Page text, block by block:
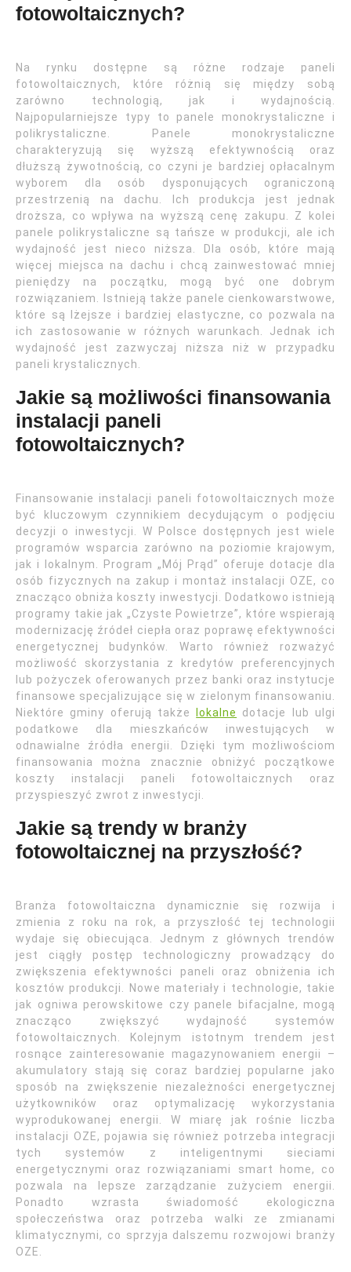
fotowoltaicznych?
Na rynku dostępne są różne rodzaje paneli
fotowoltaicznych, które różnią się między sobą
zarówno technologią, jak i wydajnością.
Najpopularniejsze typy to panele monokrystaliczne i
polikrystaliczne. Panele monokrystaliczne
charakteryzują się wyższą efektywnością oraz
dłuższą żywotnością, co czyni je bardziej opłacalnym
wyborem dla osób dysponujących ograniczoną
przestrzenią na dachu. Ich produkcja jest jednak
droższa, co wpływa na wyższą cenę zakupu. Z kolei
panele polikrystaliczne są tańsze w produkcji, ale ich
wydajność jest nieco niższa. Dla osób, które mają
więcej miejsca na dachu i chcą zainwestować mniej
pieniędzy na początku, mogą być one dobrym
rozwiązaniem. Istnieją także panele cienkowarstwowe,
które są lżejsze i bardziej elastyczne, co pozwala na
ich zastosowanie w różnych warunkach. Jednak ich
wydajność jest zazwyczaj niższa niż w przypadku
paneli krystalicznych.
Jakie są możliwości finansowania
instalacji paneli
fotowoltaicznych?
Finansowanie instalacji paneli fotowoltaicznych może
być kluczowym czynnikiem decydującym o podjęciu
decyzji o inwestycji. W Polsce dostępnych jest wiele
programów wsparcia zarówno na poziomie krajowym,
jak i lokalnym. Program „Mój Prąd” oferuje dotacje dla
osób fizycznych na zakup i montaż instalacji OZE, co
znacząco obniża koszty inwestycji. Dodatkowo istnieją
programy takie jak „Czyste Powietrze”, które wspierają
modernizację źródeł ciepła oraz poprawę efektywności
energetycznej budynków. Warto również rozważyć
możliwość skorzystania z kredytów preferencyjnych
lub pożyczek oferowanych przez banki oraz instytucje
finansowe specjalizujące się w zielonym finansowaniu.
Niektóre gminy oferują także
lokalne
dotacje lub ulgi
podatkowe dla mieszkańców inwestujących w
odnawialne źródła energii. Dzięki tym możliwościom
finansowania można znacznie obniżyć początkowe
koszty instalacji paneli fotowoltaicznych oraz
przyspieszyć zwrot z inwestycji.
Jakie są trendy w branży
fotowoltaicznej na przyszłość?
Branża fotowoltaiczna dynamicznie się rozwija i
zmienia z roku na rok, a przyszłość tej technologii
wydaje się obiecująca. Jednym z głównych trendów
jest ciągły postęp technologiczny prowadzący do
zwiększenia efektywności paneli oraz obniżenia ich
kosztów produkcji. Nowe materiały i technologie, takie
jak ogniwa perowskitowe czy panele bifacjalne, mogą
znacząco zwiększyć wydajność systemów
fotowoltaicznych. Kolejnym istotnym trendem jest
rosnące zainteresowanie magazynowaniem energii –
akumulatory stają się coraz bardziej popularne jako
sposób na zwiększenie niezależności energetycznej
użytkowników oraz optymalizację wykorzystania
wyprodukowanej energii. W miarę jak rośnie liczba
instalacji OZE, pojawia się również potrzeba integracji
tych systemów z inteligentnymi sieciami
energetycznymi oraz rozwiązaniami smart home, co
pozwala na lepsze zarządzanie zużyciem energii.
Ponadto wzrasta świadomość ekologiczna
społeczeństwa oraz potrzeba walki ze zmianami
klimatycznymi, co sprzyja dalszemu rozwojowi branży
OZE.